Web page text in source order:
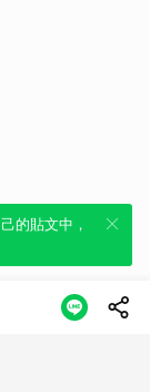
發布貼
的貼文中，